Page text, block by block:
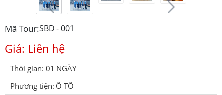
Mã Tour:SBD - 001
Giá: Liên hệ
Thời gian: 01 NGÀY
Phương tiện: Ô TÔ